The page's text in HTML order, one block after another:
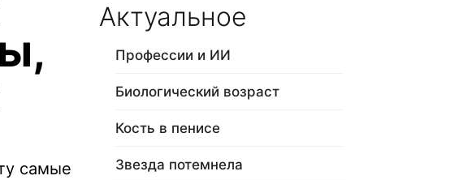
самые
Актуальное
Профессии и ИИ
Биологический возраст
Кость в пенисе
Звезда потемнела